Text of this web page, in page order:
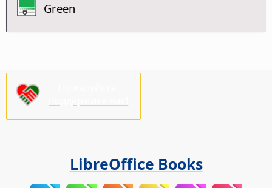
Green
LibreOffice Books